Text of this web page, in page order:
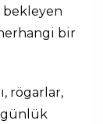
bekleyen
bir
rögarlar,
günlük